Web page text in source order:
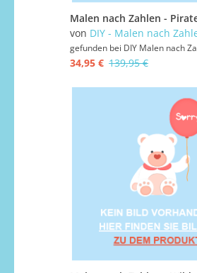
von DIY - Malen nach
gefunden bei DIY Malen nach
34,95 € 139,95 €